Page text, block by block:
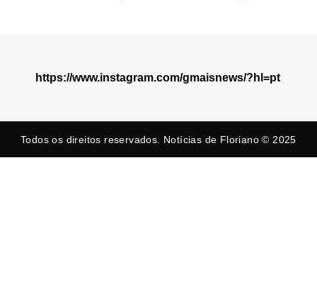
https://www.instagram.com/gmaisnews/?hl=pt
Todos os direitos reservados. Notícias de Floriano © 2025